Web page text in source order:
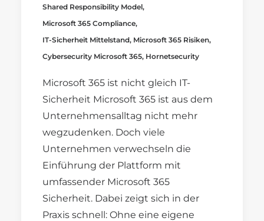
Shared Responsibility Model,
Microsoft 365 Compliance,
IT-Sicherheit Mittelstand, Microsoft 365 Risiken,
Cybersecurity Microsoft 365, Hornetsecurity
Microsoft 365 ist nicht gleich IT-
Sicherheit Microsoft 365 ist aus dem
Unternehmensalltag nicht mehr
wegzudenken. Doch viele
Unternehmen verwechseln die
Einführung der Plattform mit
umfassender Microsoft 365
Sicherheit. Dabei zeigt sich in der
Praxis schnell: Ohne eine eigene